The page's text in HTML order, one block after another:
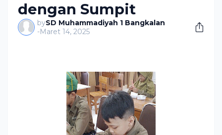
dengan Sumpit
bySD Muhammadiyah 1 Bangkalan
-Maret 14, 2025